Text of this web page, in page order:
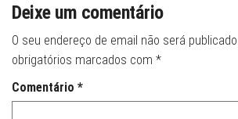
Deixe um comentário
O seu endereço de email não será
obrigatórios marcados com *
Comentário *